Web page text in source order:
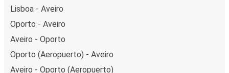
Lisboa - Aveiro
Oporto - Aveiro
Aveiro - Oporto
Oporto (Aeropuerto) - Aveiro
Aveiro - Oporto (Aeropuerto)